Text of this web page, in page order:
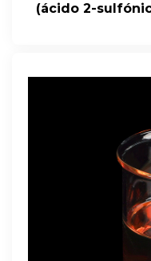
(ácido 2-